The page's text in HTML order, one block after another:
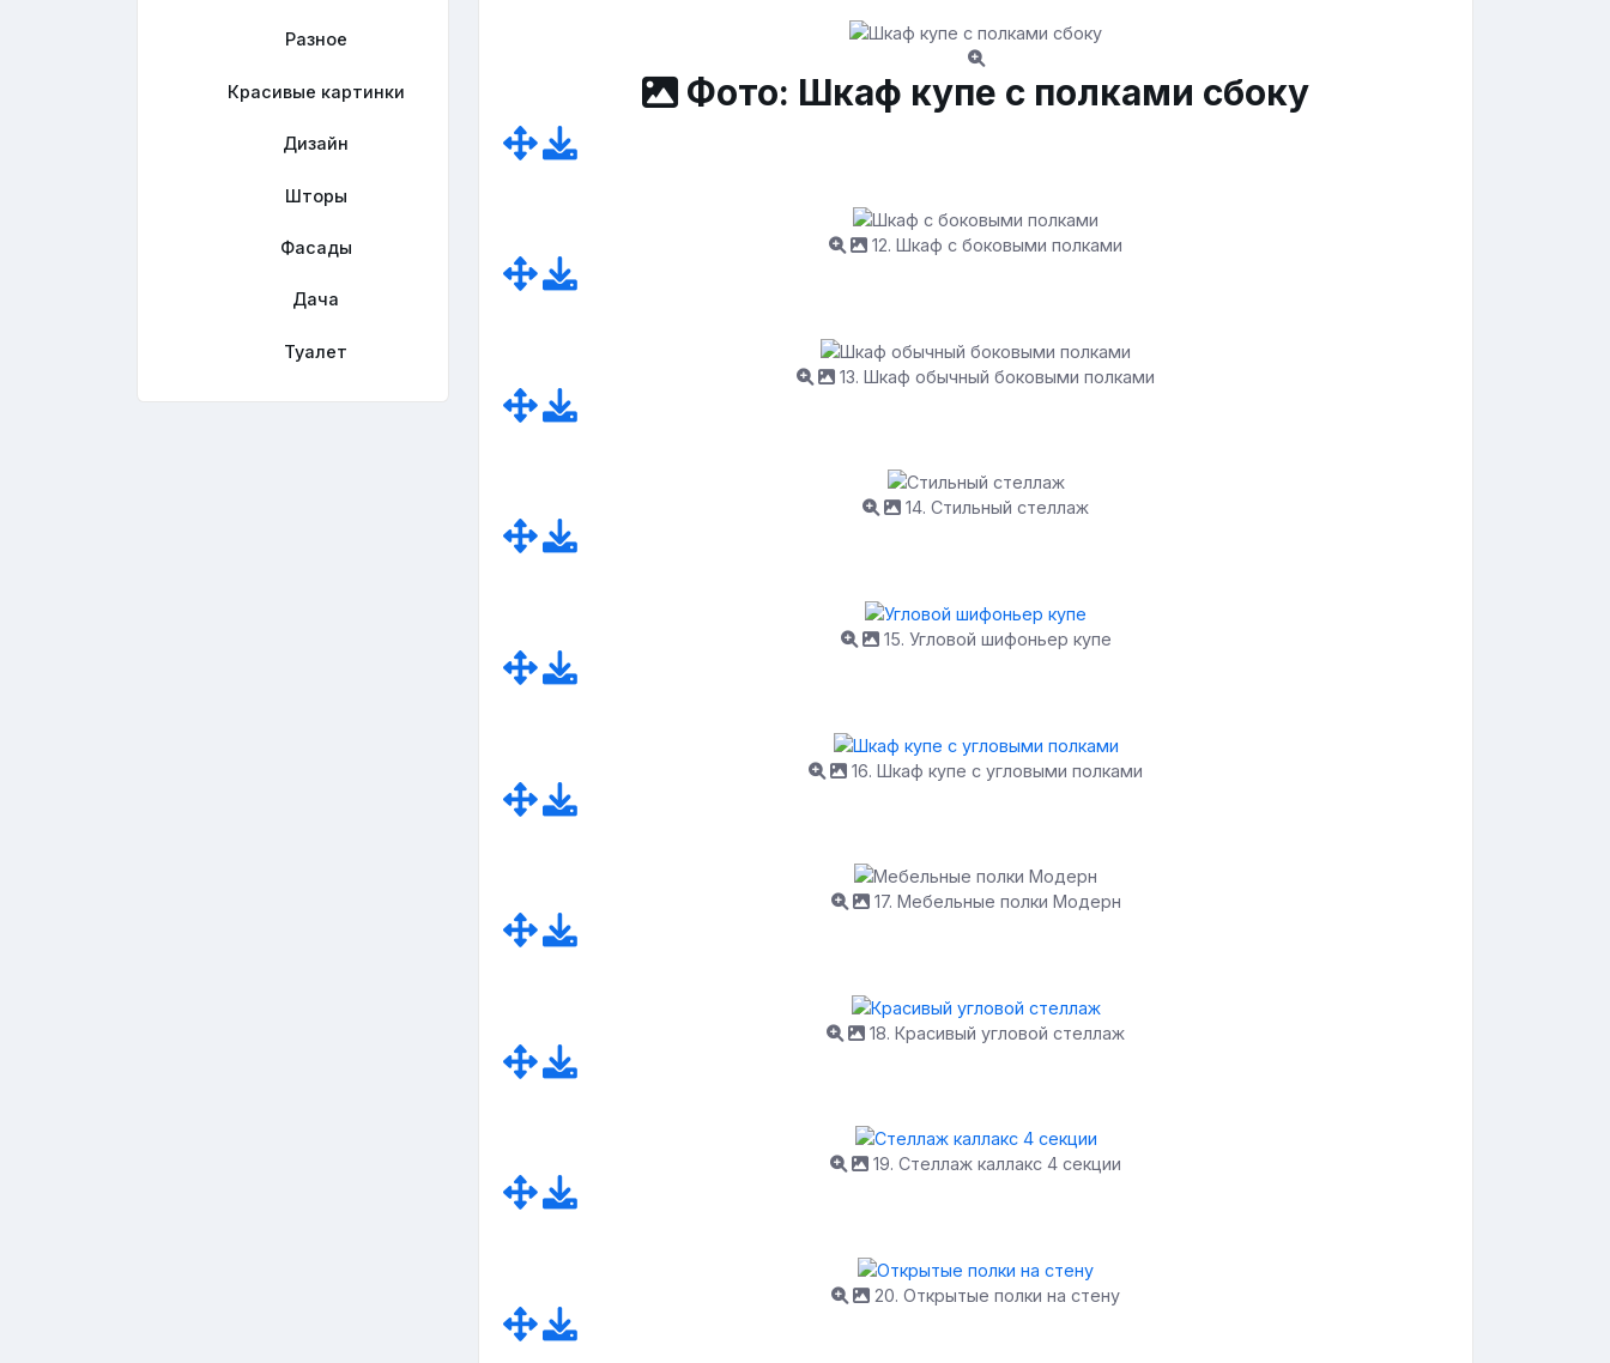
Разное
Красивые картинки
Дизайн
Шторы
Фасады
Дача
Туалет
Фото: Шкаф купе с полками сбоку
12. Шкаф с боковыми полками
13. Шкаф обычный боковыми полками
14. Стильный стеллаж
15. Угловой шифоньер купе
16. Шкаф купе с угловыми полками
17. Мебельные полки Модерн
18. Красивый угловой стеллаж
19. Стеллаж каллакс 4 секции
20. Открытые полки на стену